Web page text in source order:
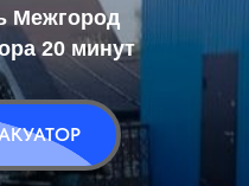
Межгород
20 минут